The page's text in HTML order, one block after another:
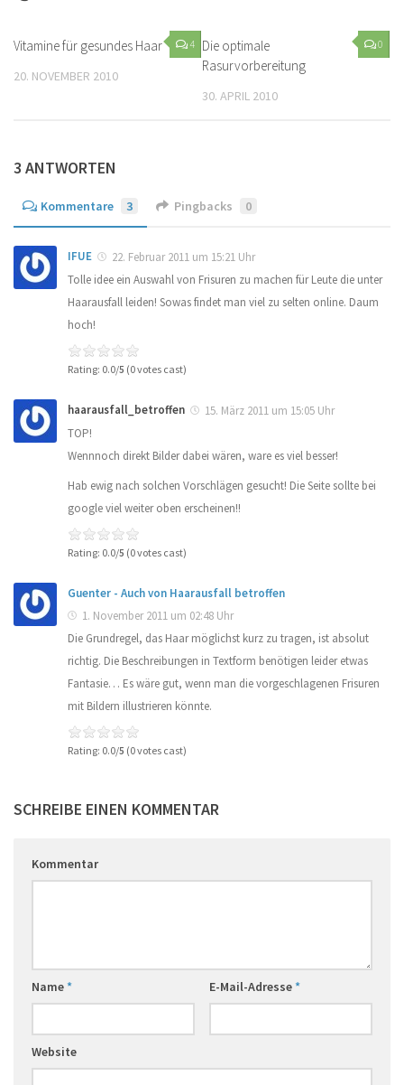
4
Vitamine für gesundes Haar
20. NOVEMBER 2010
0
Die optimale
Rasurvorbereitung
30. APRIL 2010
3 ANTWORTEN
Kommentare 3 Pingbacks 0
IFUE
22. Februar 2011 um 15:21 Uhr
Tolle idee ein Auswahl von Frisuren zu machen für Leute die unter
Haarausfall leiden! Sowas findet man viel zu selten online. Daum
hoch!
Rating: 0.0/5 (0 votes cast)
haarausfall_betroffen
15. März 2011 um 15:05 Uhr
TOP!
Wennnoch direkt Bilder dabei wären, ware es viel besser!
Hab ewig nach solchen Vorschlägen gesucht! Die Seite sollte bei
google viel weiter oben erscheinen!!
Rating: 0.0/5 (0 votes cast)
Guenter - Auch von Haarausfall betroffen
1. November 2011 um 02:48 Uhr
Die Grundregel, das Haar möglichst kurz zu tragen, ist absolut
richtig. Die Beschreibungen in Textform benötigen leider etwas
Fantasie… Es wäre gut, wenn man die vorgeschlagenen Frisuren
mit Bildern illustrieren könnte.
Rating: 0.0/5 (0 votes cast)
SCHREIBE EINEN KOMMENTAR
Kommentar
Name* E-Mail-Adresse*
Website